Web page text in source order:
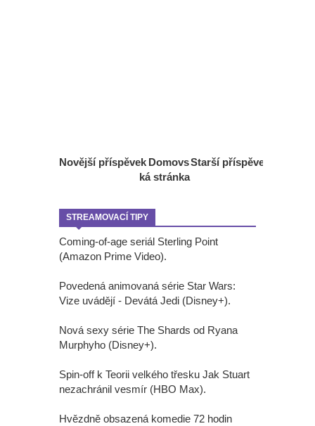
Novější příspěvek Starší příspěvek
Domovs
ká stránka
STREAMOVACÍ TIPY
Coming-of-age seriál Sterling Point
(Amazon Prime Video).
Povedená animovaná série Star Wars:
Vize uvádějí - Devátá Jedi (Disney+).
Nová sexy série The Shards od Ryana
Murphyho (Disney+).
Spin-off k Teorii velkého třesku Jak Stuart
nezachránil vesmír (HBO Max).
Hvězdně obsazená komedie 72 hodin